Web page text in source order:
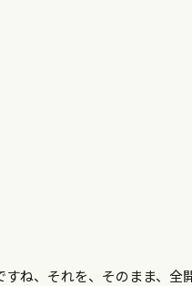
ね、それを、そのまま、全